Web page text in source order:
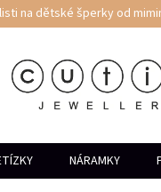
na dětské šperky od
NÁRAMKY